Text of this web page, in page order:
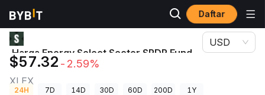
Daftar
Harga Kripto Harga Energy Select Sector SPDR Fund xStock XLEX
Harga Energy Select Sector SPDR Fund
xStock
XLEX
$57.32 -2.59%
USD
24H 7D 14D 30D 60D 200D 1Y